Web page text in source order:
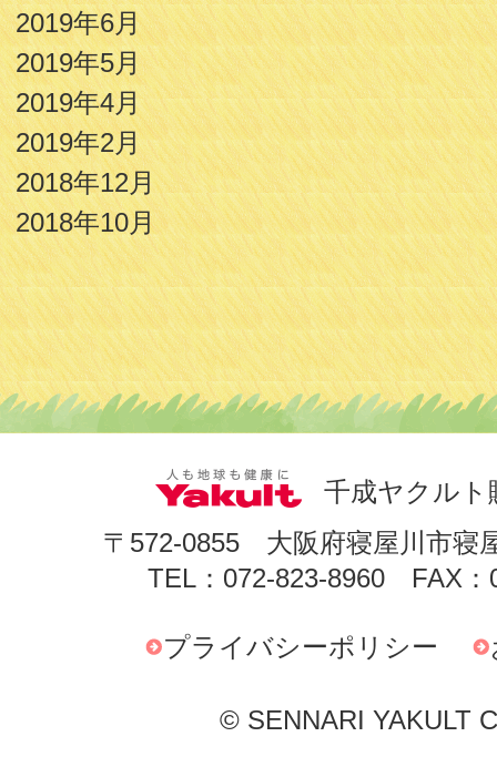
2019年6月
2019年5月
2019年4月
2019年2月
2018年12月
2018年10月
千成ヤクルト
〒572-0855 大阪府寝屋川市寝
TEL：072-823-8960 FAX：
プライバシーポリシー
© SENNARI YAKULT